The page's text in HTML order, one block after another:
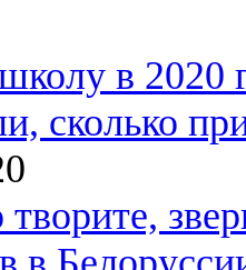
в 2020
сколько